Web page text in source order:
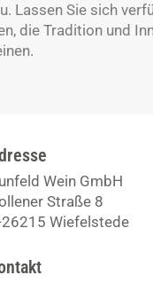
Lassen Sie sich
die Tradition und
Wein GmbH
Straße 8
26215 Wiefelstede